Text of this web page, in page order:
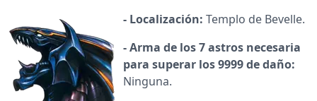
- Localización: Templo de Bevelle.
- Arma de los 7 astros necesaria
para superar los 9999 de daño:
Ninguna.